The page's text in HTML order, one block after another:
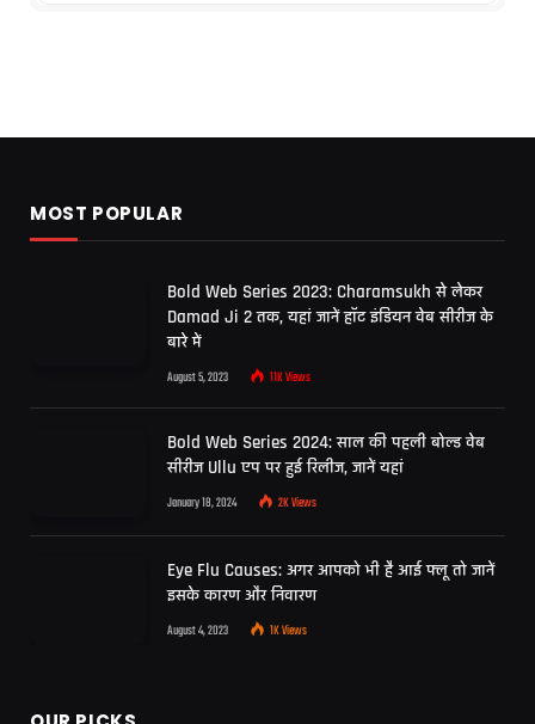
MOST POPULAR
Bold Web Series 2023: Charamsukh से लेकर
Damad Ji 2 तक, यहां जानें हॉट इंडियन वेब सीरीज के
बारे में
August 5, 2023 11KViews
Bold Web Series 2024: साल की पहली बोल्ड वेब
सीरीज Ullu एप पर हुई रिलीज, जानें यहां
January 18, 2024 2KViews
Eye Flu Causes: अगर आपको भी है आई फ्लू तो जानें
इसके कारण और निवारण
August 4, 2023 1KViews